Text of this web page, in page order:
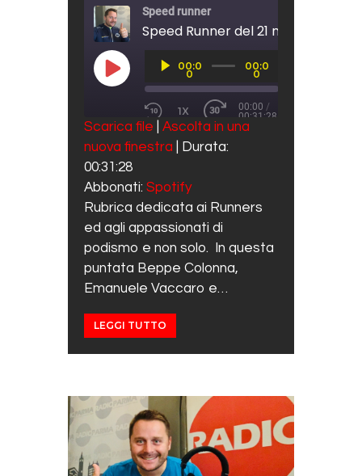
Speed runner
Speed Runner del 21 maggio 2021
PLAY EPISODE
Audio
Player00:0
0
00:0
0
REWIND 10 SECONDS
1X
FAST FORWARD 30
00:00 /
00:31:28
SUBSCRIBE SHARE
Spotify
RSS FEED
SHARE
LINK
EMBED
Scarica file
Ascolta in una
nuova finestra
Durata:
00:31:28
Abbonati: Spotify
Rubrica dedicata ai Runners
ed agli appassionati di
podismo e non solo. In questa
puntata Beppe Colonna,
Emanuele Vaccaro e…
LEGGI TUTTO